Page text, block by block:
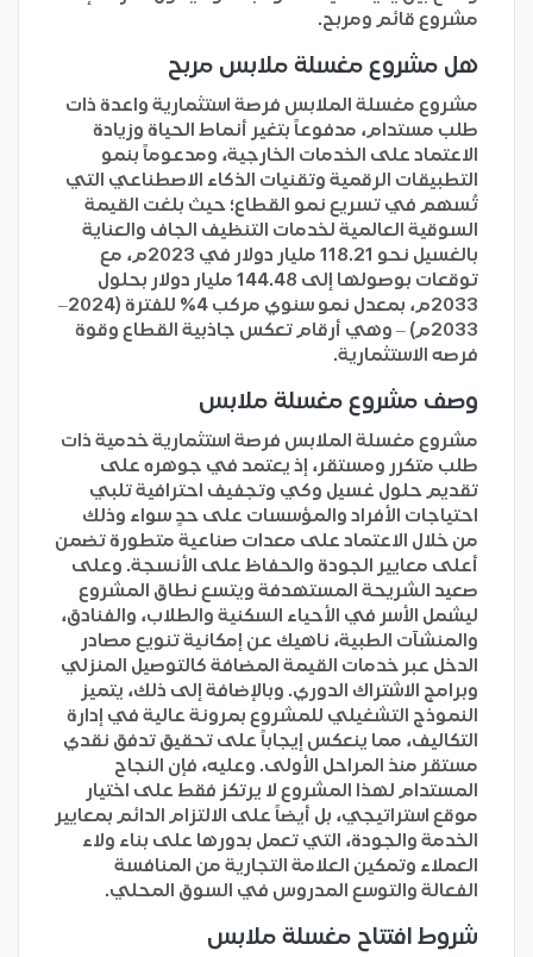
مشروع قائم ومربح.
هل مشروع مغسلة ملابس مربح
مشروع مغسلة الملابس فرصة استثمارية واعدة ذات
طلب مستدام، مدفوعاً بتغير أنماط الحياة وزيادة
الاعتماد على الخدمات الخارجية، ومدعوماً بنمو
التطبيقات الرقمية وتقنيات الذكاء الاصطناعي التي
تُسهم في تسريع نمو القطاع؛ حيث بلغت القيمة
السوقية العالمية لخدمات التنظيف الجاف والعناية
بالغسيل نحو 118.21 مليار دولار في 2023م، مع
توقعات بوصولها إلى 144.48 مليار دولار بحلول
2033م، بمعدل نمو سنوي مركب 4% للفترة (2024–
2033م) – وهي أرقام تعكس جاذبية القطاع وقوة
فرصه الاستثمارية.
وصف مشروع مغسلة ملابس
مشروع مغسلة الملابس فرصة استثمارية خدمية ذات
طلب متكرر ومستقر، إذ يعتمد في جوهره على
تقديم حلول غسيل وكي وتجفيف احترافية تلبي
احتياجات الأفراد والمؤسسات على حدٍ سواء وذلك
من خلال الاعتماد على معدات صناعية متطورة تضمن
أعلى معايير الجودة والحفاظ على الأنسجة. وعلى
صعيد الشريحة المستهدفة ويتسع نطاق المشروع
ليشمل الأسر في الأحياء السكنية والطلاب، والفنادق،
والمنشآت الطبية، ناهيك عن إمكانية تنويع مصادر
الدخل عبر خدمات القيمة المضافة كالتوصيل المنزلي
وبرامج الاشتراك الدوري. وبالإضافة إلى ذلك، يتميز
النموذج التشغيلي للمشروع بمرونة عالية في إدارة
التكاليف، مما ينعكس إيجاباً على تحقيق تدفق نقدي
مستقر منذ المراحل الأولى. وعليه، فإن النجاح
المستدام لهذا المشروع لا يرتكز فقط على اختيار
موقع استراتيجي، بل أيضاً على الالتزام الدائم بمعايير
الخدمة والجودة، التي تعمل بدورها على بناء ولاء
العملاء وتمكين العلامة التجارية من المنافسة
الفعالة والتوسع المدروس في السوق المحلي.
شروط افتتاح مغسلة ملابس